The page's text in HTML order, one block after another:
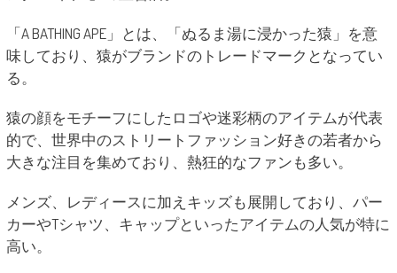
「A BATHING APE」とは、「ぬるま湯に浸かった猿」を意
味しており、猿がブランドのトレードマークとなってい
る。
猿の顔をモチーフにしたロゴや迷彩柄のアイテムが代表
的で、世界中のストリートファッション好きの若者から
大きな注目を集めており、熱狂的なファンも多い。
メンズ、レディースに加えキッズも展開しており、パー
カーやTシャツ、キャップといったアイテムの人気が特に
高い。